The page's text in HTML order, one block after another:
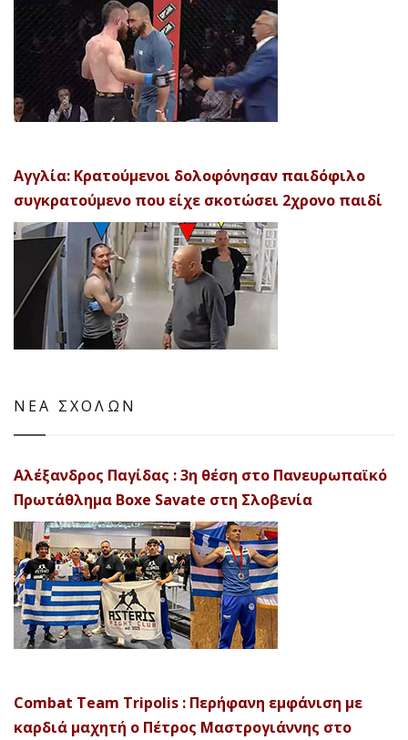
Αγγλία: Κρατούμενοι δολοφόνησαν παιδόφιλο
συγκρατούμενο που είχε σκοτώσει 2χρονο παιδί
ΝΕΑ ΣΧΟΛΩΝ
Αλέξανδρος Παγίδας : 3η θέση στο Πανευρωπαϊκό
Πρωτάθλημα Boxe Savate στη Σλοβενία
Combat Team Tripolis : Περήφανη εμφάνιση με
καρδιά μαχητή ο Πέτρος Μαστρογιάννης στο